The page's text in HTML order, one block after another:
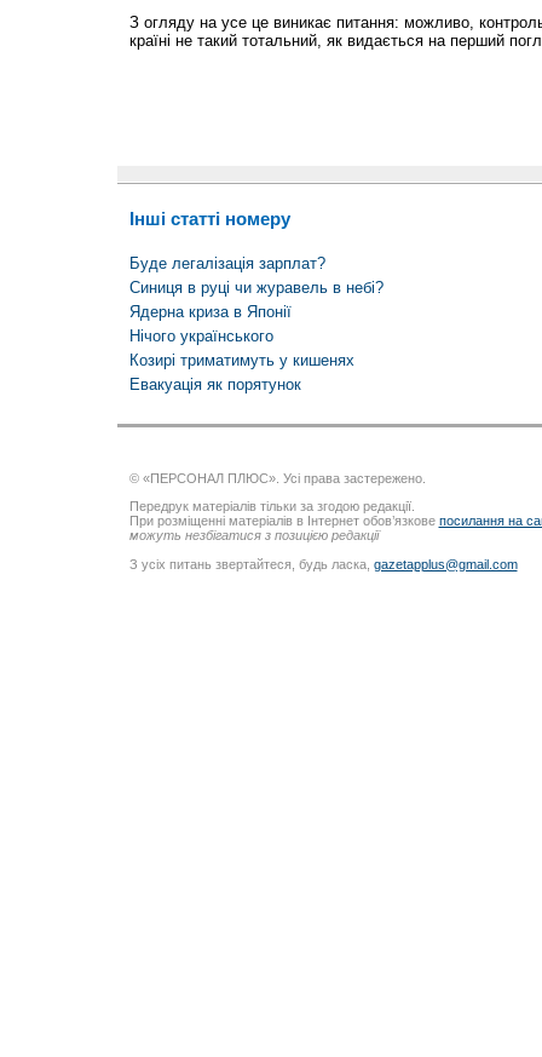
З огляду на усе це виникає питання: можливо,
країні не такий тотальний, як видається на перший
Інші статті номеру
Буде легалізація зарплат?
Синиця в руці чи журавель в небі?
Ядерна криза в Японії
Нічого українського
Козирі триматимуть у кишенях
Евакуація як порятунок
© «ПЕРСОНАЛ ПЛЮС». Усі права застережено.
Передрук матеріалів тільки за згодою редакції.
При розміщенні матеріалів в Інтернет обов’язкове посилання на
можуть незбігатися з позицією редакції
З усіх питань звертайтеся, будь ласка, gazetapplus@gmail.com